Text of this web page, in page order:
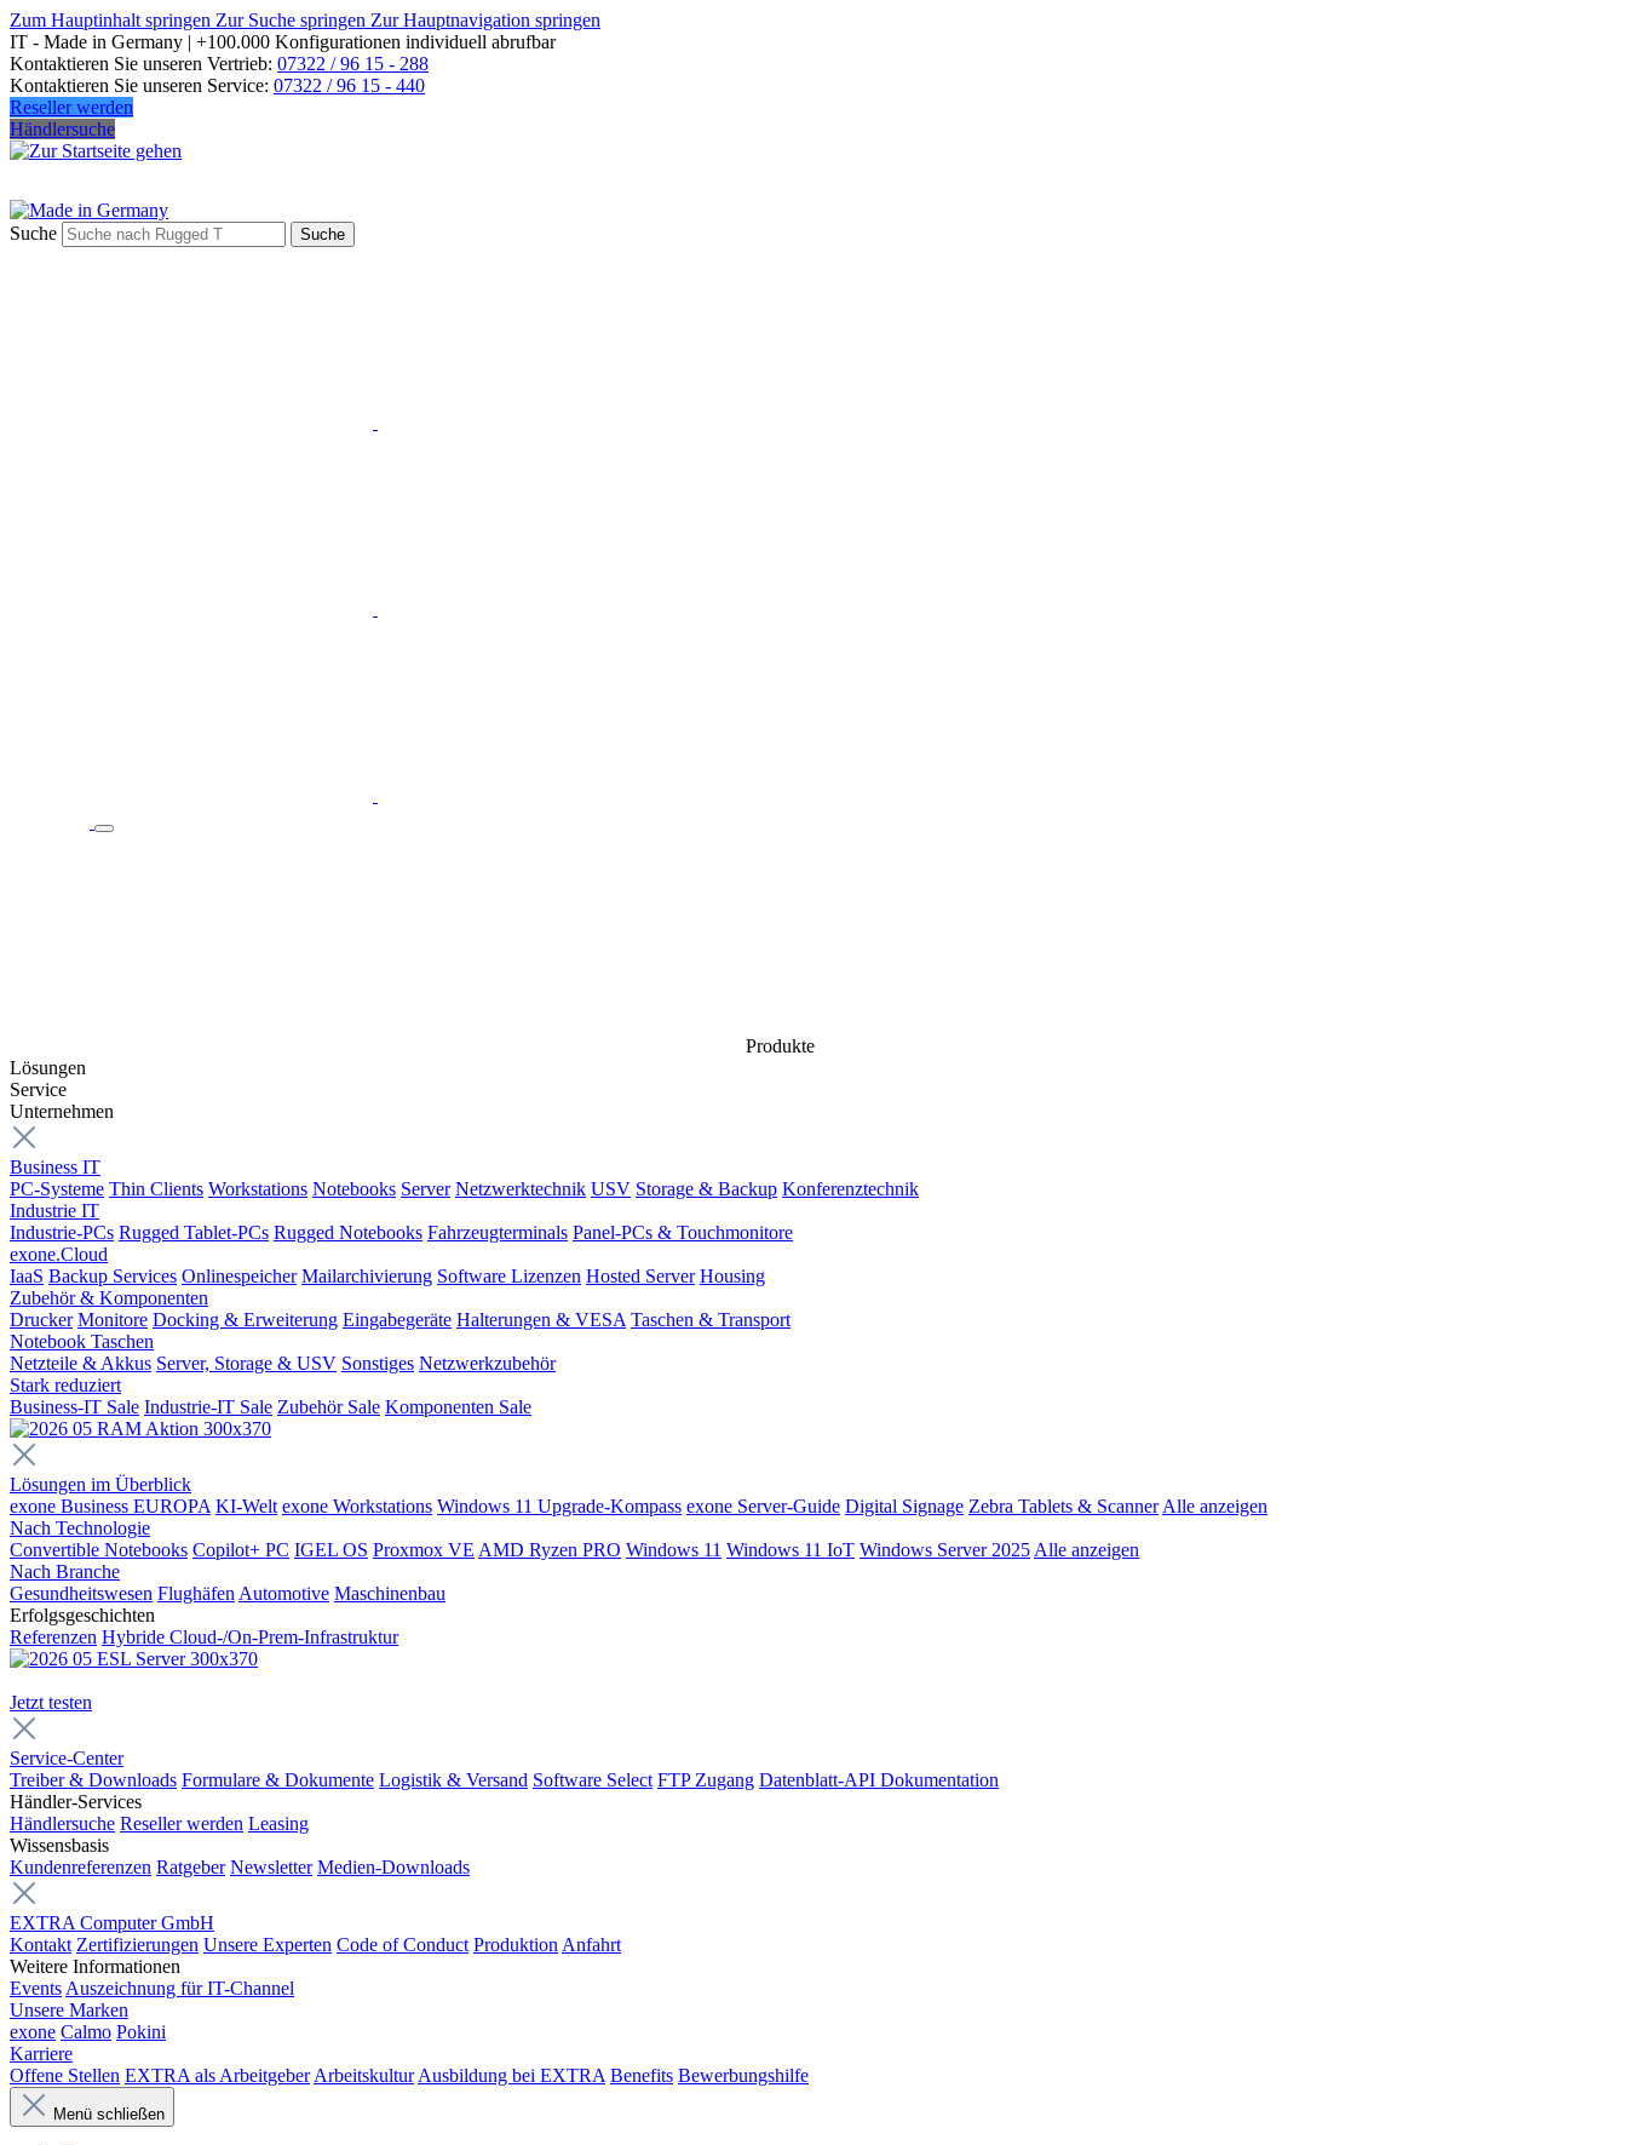
Zum Hauptinhalt springen Zur Suche springen Zur Hauptnavigation springen
IT - Made in Germany | +100.000 Konfigurationen individuell abrufbar
Kontaktieren Sie unseren Vertrieb: 07322 / 96 15 - 288
Kontaktieren Sie unseren Service: 07322 / 96 15 - 440
Reseller werden
Händlersuche
Suche Suche
Produkte
Lösungen
Service
Unternehmen
Business IT
PC-Systeme Thin Clients Workstations Notebooks Server Netzwerktechnik USV Storage & Backup Konferenztechnik
Industrie IT
Industrie-PCs Rugged Tablet-PCs Rugged Notebooks Fahrzeugterminals Panel-PCs & Touchmonitore
exone.Cloud
IaaS Backup Services Onlinespeicher Mailarchivierung Software Lizenzen Hosted Server Housing
Zubehör & Komponenten
Drucker Monitore Docking & Erweiterung Eingabegeräte Halterungen & VESA Taschen & Transport
Notebook Taschen
Netzteile & Akkus Server, Storage & USV Sonstiges Netzwerkzubehör
Stark reduziert
Business-IT Sale Industrie-IT Sale Zubehör Sale Komponenten Sale
Lösungen im Überblick
exone Business EUROPA KI-Welt exone Workstations Windows 11 Upgrade-Kompass exone Server-Guide Digital Signage Zebra Tablets & Scanner Alle anzeigen
Nach Technologie
Convertible Notebooks Copilot+ PC IGEL OS Proxmox VE AMD Ryzen PRO Windows 11 Windows 11 IoT Windows Server 2025 Alle anzeigen
Nach Branche
Gesundheitswesen Flughäfen Automotive Maschinenbau
Erfolgsgeschichten
Referenzen Hybride Cloud-/On-Prem-Infrastruktur
Jetzt testen
Service-Center
Treiber & Downloads Formulare & Dokumente Logistik & Versand Software Select FTP Zugang Datenblatt-API Dokumentation
Händler-Services
Händlersuche Reseller werden Leasing
Wissensbasis
Kundenreferenzen Ratgeber Newsletter Medien-Downloads
EXTRA Computer GmbH
Kontakt Zertifizierungen Unsere Experten Code of Conduct Produktion Anfahrt
Weitere Informationen
Events Auszeichnung für IT-Channel
Unsere Marken
exone Calmo Pokini
Karriere
Offene Stellen EXTRA als Arbeitgeber Arbeitskultur Ausbildung bei EXTRA Benefits Bewerbungshilfe
Menü schließen